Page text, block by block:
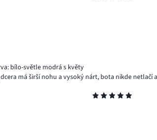
bílo-světle modrá s květy
má širší nohu a vysoký nárt, bota nikde netlačí